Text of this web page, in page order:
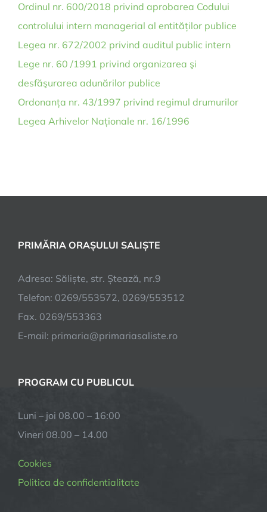
Ordinul nr. 600/2018 privind aprobarea Codului
controlului intern managerial al entităților publice
Legea nr. 672/2002 privind auditul public intern
Lege nr. 60 /1991 privind organizarea şi
desfăşurarea adunărilor publice
Ordonanța nr. 43/1997 privind regimul drumurilor
Legea Arhivelor Naționale nr. 16/1996
PRIMĂRIA ORAȘULUI SALIȘTE
Adresa: Săliște, str. Ștează, nr.9
Telefon: 0269/553572, 0269/553512
Fax. 0269/553363
E-mail: primaria@primariasaliste.ro
PROGRAM CU PUBLICUL
Luni – joi 08.00 – 16:00
Vineri 08.00 – 14.00
Cookies
Politica de confidentialitate